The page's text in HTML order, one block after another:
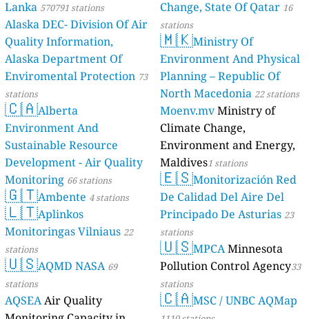
Lanka 570791 stations
Alaska DEC- Division Of Air
Quality Information,
Alaska Department Of
Enviromental Protection 73
stations
🇨🇦Alberta
Environment And
Sustainable Resource
Development - Air Quality
Monitoring 66 stations
🇬🇹Ambente 4 stations
🇱🇹Aplinkos
Monitoringas Vilniaus 22
stations
🇺🇸AQMD NASA 69
stations
AQSEAAir Quality
Change, State Of Qatar 16
stations
🇲🇰Ministry Of
Environment And Physical
Planning – Republic Of
North Macedonia 22 stations
Moenv.mvMinistry of
Climate Change,
Environment and Energy,
Maldives1 stations
🇪🇸Monitorización Red
De Calidad Del Aire Del
Principado De Asturias 23
stations
🇺🇸MPCAMinnesota
Pollution Control Agency33
stations
🇨🇦MSC / UNBC AQMap